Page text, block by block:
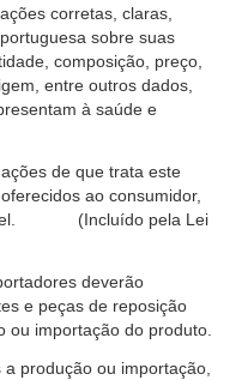
corretas, claras,
sobre suas
composição, preço,
entre outros dados,
à saúde e
de que trata este
ao consumidor,
(Incluído pela Lei
deverão
e peças de reposição
ou importação do produto.
a produção ou importação,